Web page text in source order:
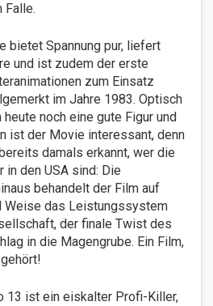
Falle.
bietet Spannung pur, liefert
und ist zudem der erste
zum Einsatz
im Jahre 1983. Optisch
heute noch eine gute Figur und
ist der Movie interessant, denn
damals erkannt, wer die
den USA sind: Die
behandelt der Film auf
Weise das Leistungssystem
der finale Twist des
in die Magengrube. Ein Film,
13 ist ein eiskalter Profi-Killer,